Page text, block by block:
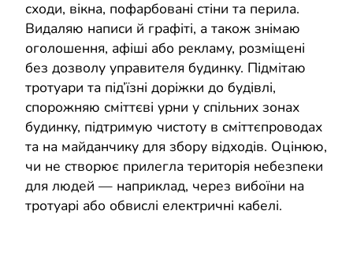
сходи, вікна, пофарбовані стіни та перила.
Видаляю написи й графіті, а також знімаю
оголошення, афіші або рекламу, розміщені
без дозволу управителя будинку. Підмітаю
тротуари та під’їзні доріжки до будівлі,
спорожняю сміттєві урни у спільних зонах
будинку, підтримую чистоту в сміттєпроводах
та на майданчику для збору відходів. Оцінюю,
чи не створює прилегла територія небезпеки
для людей — наприклад, через вибоїни на
тротуарі або обвислі електричні кабелі.